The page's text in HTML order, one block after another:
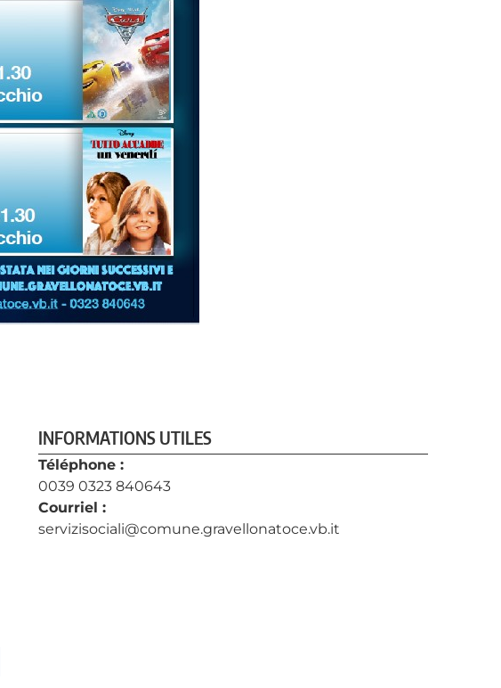
INFORMATIONS UTILES
Téléphone :
0039 0323 840643
Courriel :
servizisociali@comune.gravellonatoce.vb.it